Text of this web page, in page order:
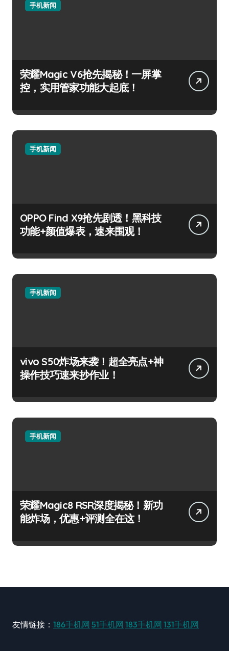
手机新闻
荣耀Magic V6抢先揭秘！一屏掌
控，实用管家功能大起底！
手机新闻
OPPO Find X9抢先剧透！黑科技
功能+颜值爆表，速来围观！
手机新闻
vivo S50炸场来袭！超全亮点+神
操作技巧速来抄作业！
手机新闻
荣耀Magic8 RSR深度揭秘！新功
能炸场，优惠+评测全在这！
友情链接： 186手机网 51手机网 183手机网 131手机网